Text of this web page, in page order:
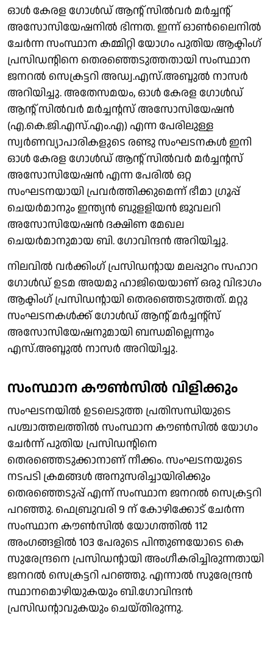
ഓള്‍ കേരള ഗോള്‍ഡ് ആന്റ് സില്‍വര്‍ മര്‍ച്ചന്റ്
അസോസിയേഷനില്‍ ഭിന്നത. ഇന്ന് ഓണ്‍ലൈനില്‍
ചേര്‍ന്ന സംസ്ഥാന കമ്മിറ്റി യോഗം പുതിയ ആക്ടിംഗ്
പ്രസിഡന്റിനെ തെരഞ്ഞെടുത്തതായി സംസ്ഥാന
ജനറല്‍ സെക്രട്ടറി അഡ്വ.എസ്.അബ്ദുല്‍ നാസര്‍
അറിയിച്ചു. അതേസമയം, ഓള്‍ കേരള ഗോള്‍ഡ്
ആന്റ് സില്‍വര്‍ മര്‍ച്ചന്റസ് അസോസിയേഷന്‍
(എ.കെ.ജി.എസ്.എം.എ) എന്ന പേരിലുള്ള
സ്വര്‍ണവ്യാപാരികളുടെ രണ്ടു സംഘടനകള്‍ ഇനി
ഓള്‍ കേരള ഗോള്‍ഡ് ആന്റ് സില്‍വര്‍ മര്‍ച്ചന്റസ്
അസോസിയേഷന്‍ എന്ന പേരില്‍ ഒറ്റ
സംഘടനയായി പ്രവര്‍ത്തിക്കുമെന്ന് ഭീമാ ഗ്രൂപ്പ്
ചെയര്‍മാനും ഇന്ത്യന്‍ ബുളളിയന്‍ ജുവലറി
അസോസിയേഷന്‍ ദക്ഷിണ മേഖല
ചെയര്‍മാനുമായ ബി. ഗോവിന്ദന്‍ അറിയിച്ചു.
നിലവില്‍ വര്‍ക്കിംഗ് പ്രസിഡന്റായ മലപ്പുറം സഹാറ
ഗോള്‍ഡ് ഉടമ അയമു ഹാജിയെയാണ് ഒരു വിഭാഗം
ആക്ടിംഗ് പ്രസിഡന്റായി തെരഞ്ഞെടുത്തത്. മറ്റു
സംഘടനകള്‍ക്ക് ഗോള്‍ഡ് ആന്റ് മര്‍ച്ചന്റ്‌സ്
അസോസിയേഷനുമായി ബന്ധമില്ലെന്നും
എസ്.അബ്ദുല്‍ നാസര്‍ അറിയിച്ചു.
സംസ്ഥാന കൗണ്‍സില്‍ വിളിക്കും
സംഘടനയില്‍ ഉടലെടുത്ത പ്രതിസന്ധിയുടെ
പശ്ചാത്തലത്തില്‍ സംസ്ഥാന കൗണ്‍സില്‍ യോഗം
ചേര്‍ന്ന് പുതിയ പ്രസിഡന്റിനെ
തെരഞ്ഞെടുക്കാനാണ് നീക്കം. സംഘടനയുടെ
നടപടി ക്രമങ്ങള്‍ അനുസരിച്ചായിരിക്കും
തെരഞ്ഞെടുപ്പ് എന്ന് സംസ്ഥാന ജനറല്‍ സെക്രട്ടറി
പറഞ്ഞു. ഫെബ്രുവരി 9 ന് കോഴിക്കോട് ചേര്‍ന്ന
സംസ്ഥാന കൗണ്‍സില്‍ യോഗത്തില്‍ 112
അംഗങ്ങളില്‍ 103 പേരുടെ പിന്തുണയോടെ കെ
സുരേന്ദ്രനെ പ്രസിഡന്റായി അംഗീകരിച്ചിരുന്നതായി
ജനറല്‍ സെക്രട്ടറി പറഞ്ഞു. എന്നാല്‍ സുരേന്ദ്രന്‍
സ്ഥാനമൊഴിയുകയും ബി.ഗോവിന്ദന്‍
പ്രസിഡന്റാവുകയും ചെയ്തിരുന്നു.